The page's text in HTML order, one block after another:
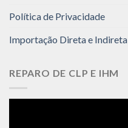
Política de Privacidade
Importação Direta e Indireta
REPARO DE CLP E IHM